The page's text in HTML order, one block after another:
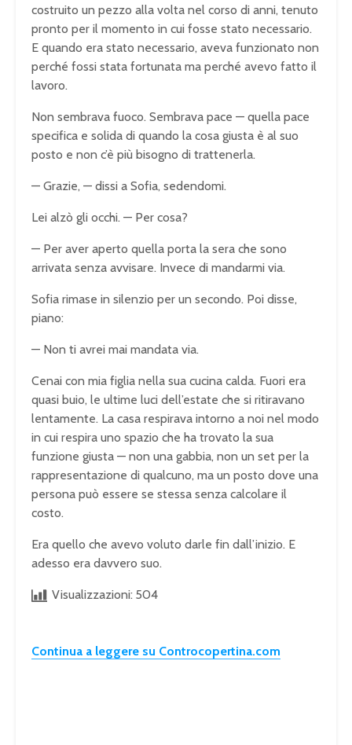
costruito un pezzo alla volta nel corso di anni, tenuto
pronto per il momento in cui fosse stato necessario.
E quando era stato necessario, aveva funzionato non
perché fossi stata fortunata ma perché avevo fatto il
lavoro.
Non sembrava fuoco. Sembrava pace — quella pace
specifica e solida di quando la cosa giusta è al suo
posto e non c’è più bisogno di trattenerla.
— Grazie, — dissi a Sofia, sedendomi.
Lei alzò gli occhi. — Per cosa?
— Per aver aperto quella porta la sera che sono
arrivata senza avvisare. Invece di mandarmi via.
Sofia rimase in silenzio per un secondo. Poi disse,
piano:
— Non ti avrei mai mandata via.
Cenai con mia figlia nella sua cucina calda. Fuori era
quasi buio, le ultime luci dell’estate che si ritiravano
lentamente. La casa respirava intorno a noi nel modo
in cui respira uno spazio che ha trovato la sua
funzione giusta — non una gabbia, non un set per la
rappresentazione di qualcuno, ma un posto dove una
persona può essere se stessa senza calcolare il
costo.
Era quello che avevo voluto darle fin dall’inizio. E
adesso era davvero suo.
Visualizzazioni: 504
Continua a leggere su Controcopertina.com